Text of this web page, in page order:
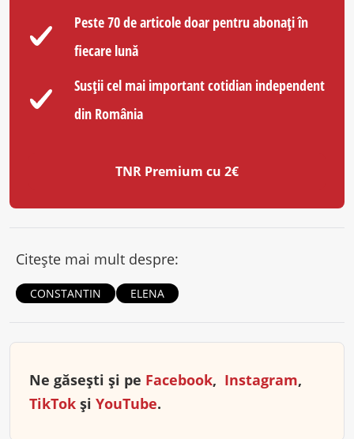
Peste 70 de articole doar pentru abonați în
fiecare lună
Susții cel mai important cotidian independent
din România
TNR Premium cu 2€
Citește mai mult despre:
CONSTANTIN ELENA
Ne găsești și pe Facebook, Instagram,
TikTok și YouTube.